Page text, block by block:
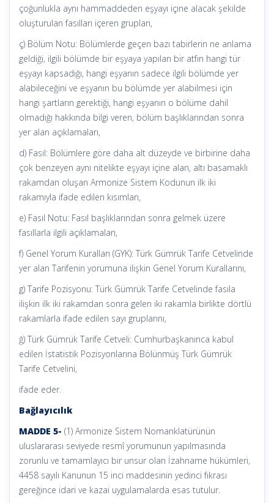
çoğunlukla aynı hammaddeden eşyayı içine alacak şekilde
oluşturulan fasılları içeren grupları,
ç) Bölüm Notu: Bölümlerde geçen bazı tabirlerin ne anlama
geldiği, ilgili bölümde bir eşyaya yapılan bir atfın hangi tür
eşyayı kapsadığı, hangi eşyanın sadece ilgili bölümde yer
alabileceğini ve eşyanın bu bölümde yer alabilmesi için
hangi şartların gerektiği, hangi eşyanın o bölüme dahil
olmadığı hakkında bilgi veren, bölüm başlıklarından sonra
yer alan açıklamaları,
d) Fasıl: Bölümlere göre daha alt düzeyde ve birbirine daha
çok benzeyen aynı nitelikte eşyayı içine alan, altı basamaklı
rakamdan oluşan Armonize Sistem Kodunun ilk iki
rakamıyla ifade edilen kısımları,
e) Fasıl Notu: Fasıl başlıklarından sonra gelmek üzere
fasıllarla ilgili açıklamaları,
f) Genel Yorum Kuralları (GYK): Türk Gümrük Tarife Cetvelinde
yer alan Tarifenin yorumuna ilişkin Genel Yorum Kurallarını,
g) Tarife Pozisyonu: Türk Gümrük Tarife Cetvelinde fasıla
ilişkin ilk iki rakamdan sonra gelen iki rakamla birlikte dörtlü
rakamlarla ifade edilen sayı gruplarını,
ğ) Türk Gümrük Tarife Cetveli: Cumhurbaşkanınca kabul
edilen İstatistik Pozisyonlarına Bölünmüş Türk Gümrük
Tarife Cetvelini,
ifade eder.
Bağlayıcılık
MADDE 5- (1) Armonize Sistem Nomanklatürünün
uluslararası seviyede resmî yorumunun yapılmasında
zorunlu ve tamamlayıcı bir unsur olan İzahname hükümleri,
4458 sayılı Kanunun 15 inci maddesinin yedinci fıkrası
gereğince idari ve kazai uygulamalarda esas tutulur.